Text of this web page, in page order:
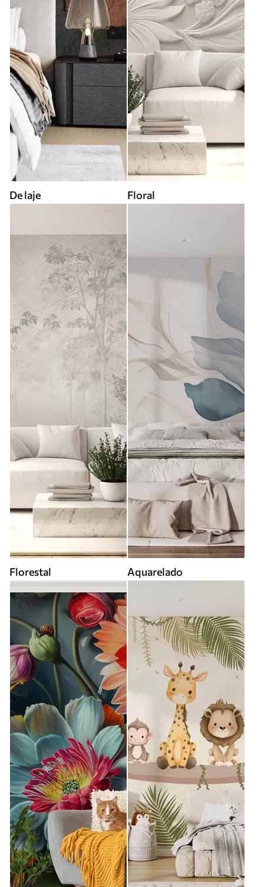
De laje Floral
Florestal Aquarelado